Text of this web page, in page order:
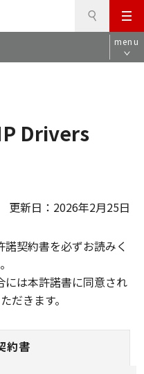
メ
ニ
ュ
menu
Drivers
更新日：2026年2月25日
契約書を必ずお読みく
には本許諾書に同意され
だきます。
約書